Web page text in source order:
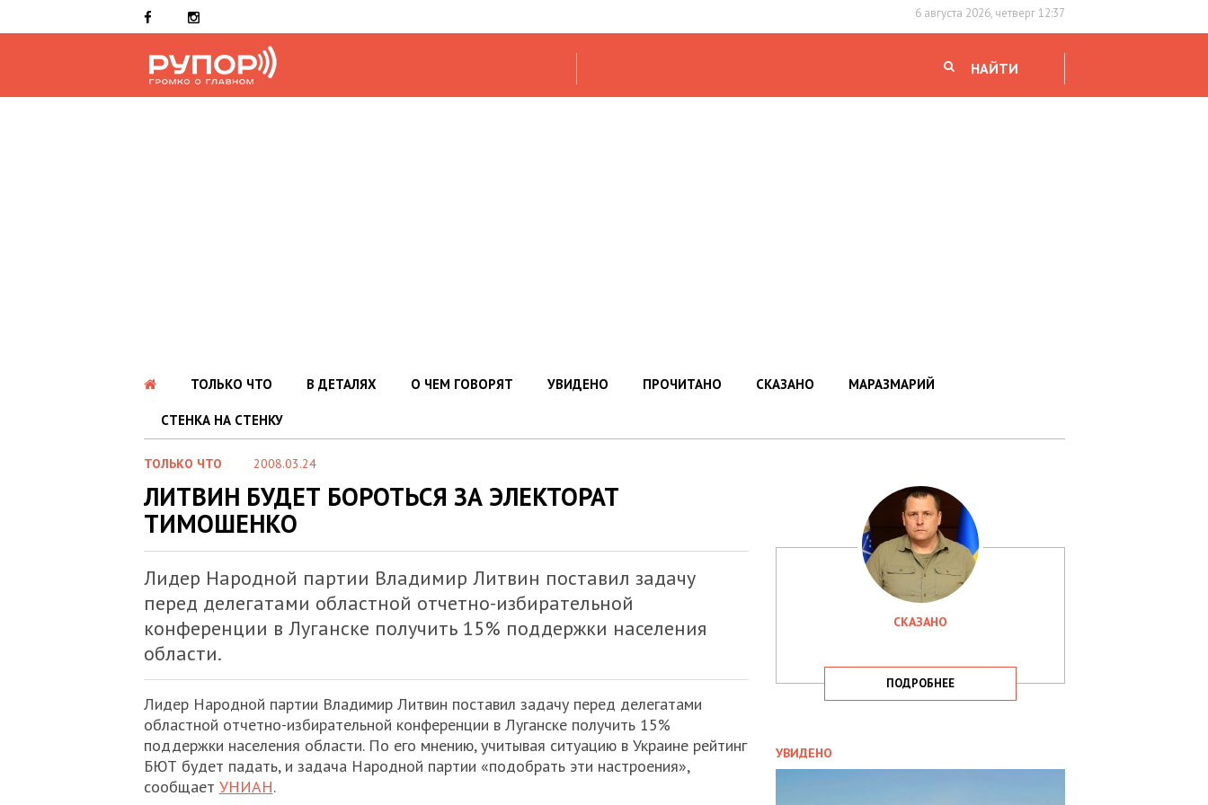
6 августа 2026, четверг 12:37
НАЙТИ
ТОЛЬКО ЧТО В ДЕТАЛЯХ О ЧЕМ ГОВОРЯТ УВИДЕНО ПРОЧИТАНО СКАЗАНО МАРАЗМАРИЙ
СТЕНКА НА СТЕНКУ
ТОЛЬКО ЧТО 2008.03.24
ЛИТВИН БУДЕТ БОРОТЬСЯ ЗА ЭЛЕКТОРАТ
ТИМОШЕНКО
Лидер Народной партии Владимир Литвин поставил задачу
перед делегатами областной отчетно-избирательной
конференции в Луганске получить 15% поддержки населения
области.
Лидер Народной партии Владимир Литвин поставил задачу перед делегатами
областной отчетно-избирательной конференции в Луганске получить 15%
поддержки населения области. По его мнению, учитывая ситуацию в Украине рейтинг
БЮТ будет падать, и задача Народной партии «подобрать эти настроения»,
сообщает УНИАН.
СКАЗАНО
ПОДРОБНЕЕ
УВИДЕНО
ЗАТРИМАЛА